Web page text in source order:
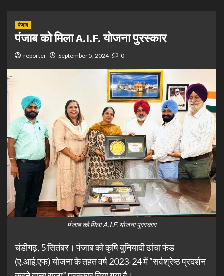
पंजाब
पंजाब को मिला A.I.F. योजना पुरस्कार
reporter September 5, 2024 0
पंजाब को मिला A.I.F. योजना पुरस्कार
चंडीगढ़, 5 सितंबर। पंजाब को कृषि बुनियादी ढांचा फंड
(ए.आई.एफ) योजना के तहत वर्ष 2023-24 में “सर्वश्रेष्ठ प्रदर्शन